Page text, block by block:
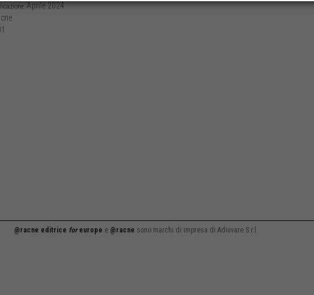
Aprile 2024
@racne editrice foreurope e @racne sono marchi di impresa di Adiuvare S.r.l.